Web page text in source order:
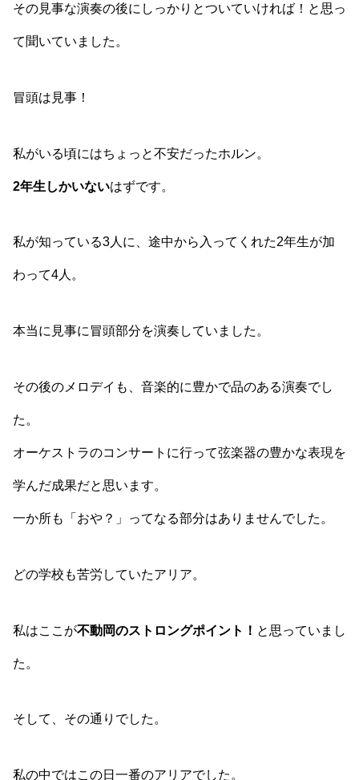
その見事な演奏の後にしっかりとついていければ！と思っ
て聞いていました。
冒頭は見事！
私がいる頃にはちょっと不安だったホルン。
2年生しかいないはずです。
私が知っている3人に、途中から入ってくれた2年生が加
わって4人。
本当に見事に冒頭部分を演奏していました。
その後のメロデイも、音楽的に豊かで品のある演奏でし
た。
オーケストラのコンサートに行って弦楽器の豊かな表現を
学んだ成果だと思います。
一か所も「おや？」ってなる部分はありませんでした。
どの学校も苦労していたアリア。
私はここが不動岡のストロングポイント！ と思っていまし
た。
そして、その通りでした。
私の中ではこの日一番のアリアでした。